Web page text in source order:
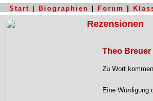
Start Biographien Forum
Rezensionen
Theo Breuer
Zu Wort
Eine Würdigung